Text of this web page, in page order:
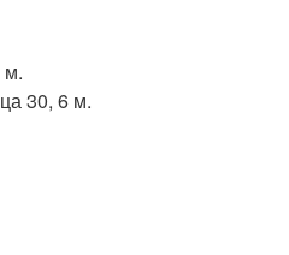
м.
30, 6 м.